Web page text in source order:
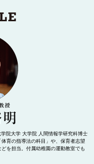
院大学 大学院 人間情報学研究科博士
育の指導法の科目」や、保育者志望
を担当。付属幼稚園の運動教室でも